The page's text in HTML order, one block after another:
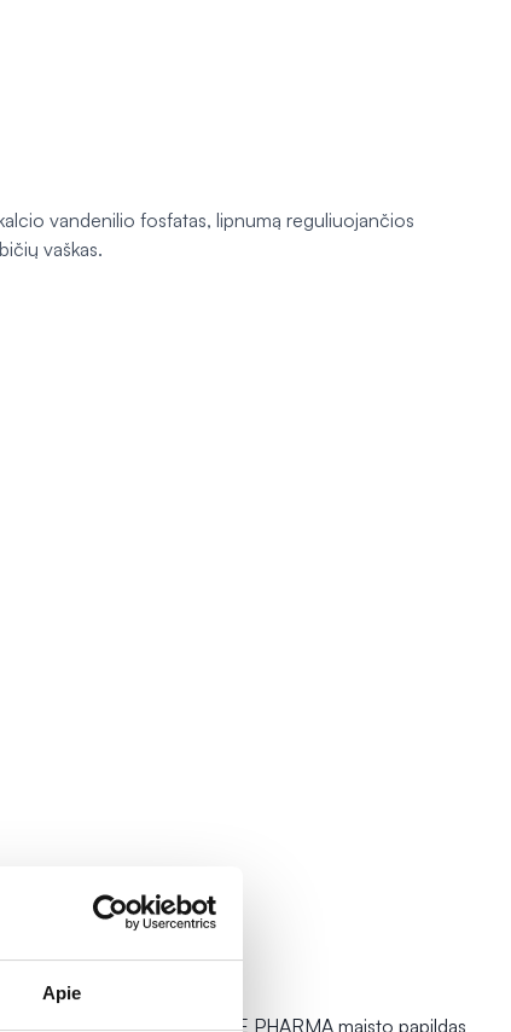
Apie
vandenilio fosfatas, lipnumą reguliuojančios
vaškas.
INNOVATIVE PHARMA maisto papildas